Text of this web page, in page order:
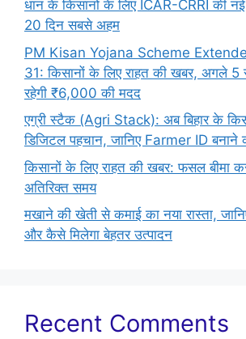
धान के किसानों के लिए ICAR-CRRI की
20 दिन सबसे अहम
PM Kisan Yojana Scheme
31: किसानों के लिए राहत की खबर, अगले 5
रहेगी ₹6,000 की मदद
एग्री स्टैक (Agri Stack): अब बिहार के
डिजिटल पहचान, जानिए Farmer ID बनाने
किसानों के लिए राहत की खबर: फसल बीमा
अतिरिक्त समय
मखाने की खेती से कमाई का नया रास्ता,
और कैसे मिलेगा बेहतर उत्पादन
Recent Comments